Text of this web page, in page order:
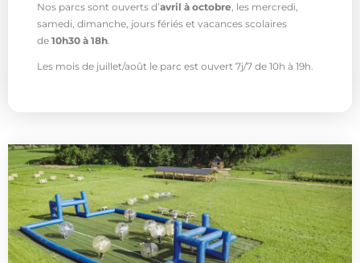
Nos parcs sont ouverts d’avril à octobre, les mercredi,
samedi, dimanche, jours fériés et vacances scolaires
de 10h30 à 18h.
Les mois de juillet/août le parc est ouvert 7j/7 de 10h à 19h.